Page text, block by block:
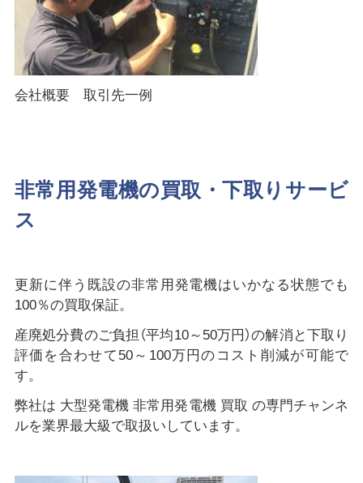
会社概要 取引先一例
非常用発電機の買取・下取りサービ
ス
更新に伴う既設の非常用発電機はいかなる状態でも
100％の買取保証。
産廃処分費のご負担（平均10～50万円）の解消と下取り
評価を合わせて50～100万円のコスト削減が可能で
す。
弊社は 大型発電機 非常用発電機 買取 の専門チャンネ
ルを業界最大級で取扱いしています。